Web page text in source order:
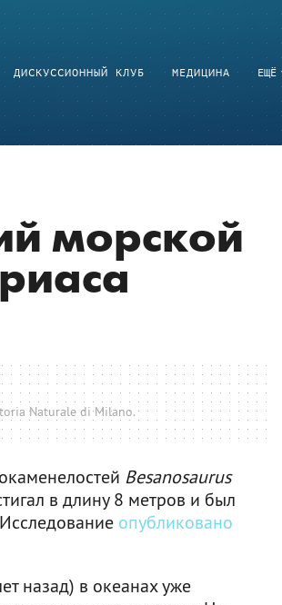
ЕЩЁ
ДИСКУССИОННЫЙ КЛУБ МЕДИЦИНА
морской
Naturale di Milano.
Besanosaurus
в длину 8 метров и был
опубликовано
назад) в океанах уже